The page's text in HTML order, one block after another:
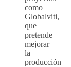
como
Globalviti,
que
pretende
mejorar
la
producción